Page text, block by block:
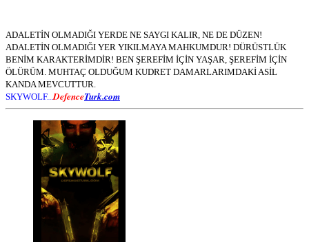
ADALETİN OLMADIĞI YERDE NE SAYGI KALIR, NE DE DÜZEN!
ADALETİN OLMADIĞI YER YIKILMAYA MAHKUMDUR! DÜRÜSTLÜK
BENİM KARAKTERİMDİR! BEN ŞEREFİM İÇİN YAŞAR, ŞEREFİM İÇİN
ÖLÜRÜM. MUHTAÇ OLDUĞUM KUDRET DAMARLARIMDAKİ ASİL
KANDA MEVCUTTUR.
SKYWOLF...DefenceTurk.com